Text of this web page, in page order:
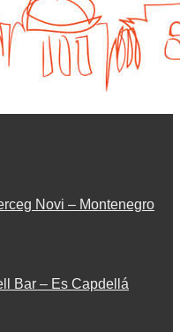
Novi – Montenegro
Bar – Es Capdellá